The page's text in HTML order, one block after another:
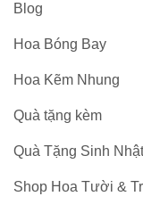
Blog
Hoa Bóng Bay
Hoa Kẽm Nhung
Quà tặng kèm
Quà Tặng Sinh Nhật
Shop Hoa Tười &